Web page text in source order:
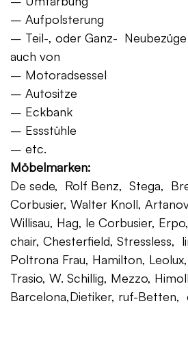
– Aufpolsterung
– Teil-, oder Ganz- Neubezüge
auch von
– Motoradsessel
– Autositze
– Eckbank
– Essstühle
– etc.
Möbelmarken:
De sede, Rolf Benz, Stega,
Corbusier, Walter Knoll,
Willisau, Hag, le Corbusier,
chair, Chesterfield, Stressless,
Poltrona Frau, Hamilton,
Trasio, W. Schillig, Mezzo,
Barcelona,Dietiker, ruf-Betten,